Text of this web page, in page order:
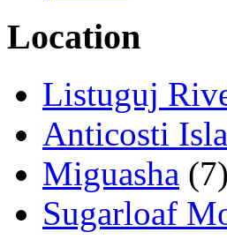
Location
Listuguj
Anticosti
Miguasha (7)
Sugarloaf